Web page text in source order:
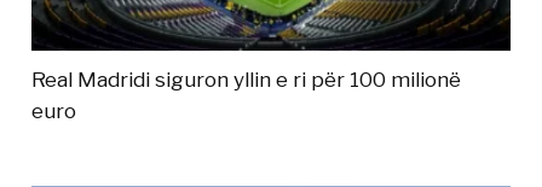
Real Madridi siguron yllin e ri për 100 milionë
euro